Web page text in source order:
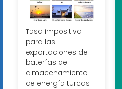
Tasa impositiva
para las
exportaciones de
baterías de
almacenamiento
de energía turcas